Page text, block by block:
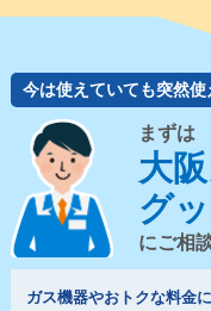
今は使えていても突然使
まずは
大
グ
にご相
ガス機器やおトクな料金